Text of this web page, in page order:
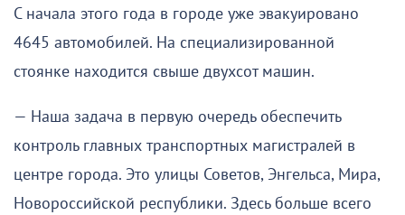
С начала этого года в городе уже эвакуировано
4645 автомобилей. На специализированной
стоянке находится свыше двухсот машин.
— Наша задача в первую очередь обеспечить
контроль главных транспортных магистралей в
центре города. Это улицы Советов, Энгельса, Мира,
Новороссийской республики. Здесь больше всего